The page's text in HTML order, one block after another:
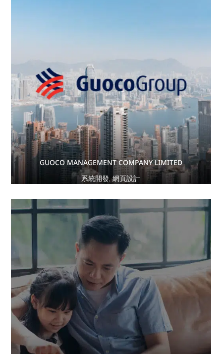
GUOCO MANAGEMENT COMPANY LIMITED
系統開發,網頁設計